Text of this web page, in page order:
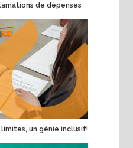
de dépenses
un génie inclusif!